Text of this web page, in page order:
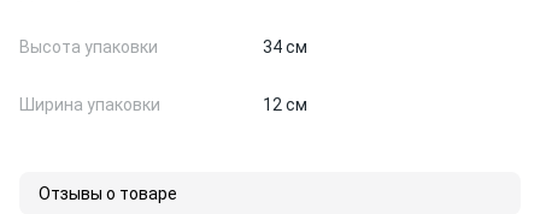
Высота упаковки 34 см
Ширина упаковки 12 см
Отзывы о товаре